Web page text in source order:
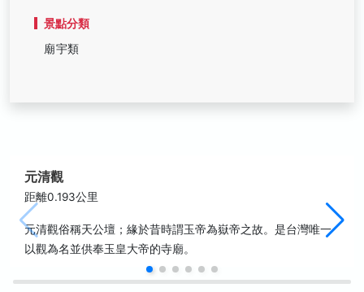
景點分類
廟宇類
元清觀
距離0.193公里
元清觀俗稱天公壇；緣於昔時謂玉帝為嶽帝之故。是台灣唯一
以觀為名並供奉玉皇大帝的寺廟。